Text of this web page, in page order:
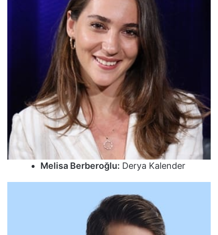
Melisa Berberoğlu: Derya Kalender